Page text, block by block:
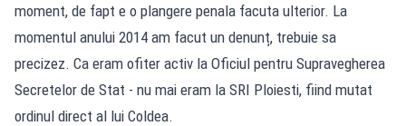
moment, de fapt e o plangere penala facuta ulterior. La
momentul anului 2014 am facut un denunț, trebuie sa
precizez. Ca eram ofiter activ la Oficiul pentru Supravegherea
Secretelor de Stat - nu mai eram la SRI Ploiesti, fiind mutat
ordinul direct al lui Coldea.